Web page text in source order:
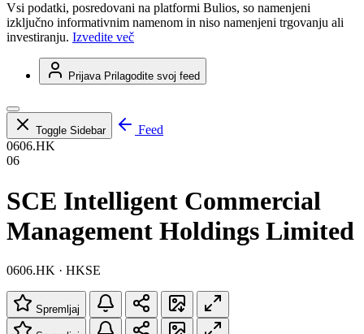
Vsi podatki, posredovani na platformi Bulios, so namenjeni
izključno informativnim namenom in niso namenjeni trgovanju ali
investiranju. Izvedite več
Prijava Prilagodite svoj feed
Toggle Sidebar
Feed
0606.HK
06
SCE Intelligent Commercial
Management Holdings Limited
0606.HK · HKSE
Spremljaj